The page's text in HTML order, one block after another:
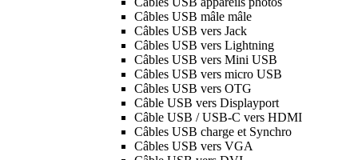
Câbles USB mâle mâle
Câbles USB vers Jack
Câbles USB vers Lightning
Câbles USB vers Mini USB
Câbles USB vers micro USB
Câbles USB vers OTG
Câble USB vers Displayport
Câble USB / USB-C vers HDMI
Câbles USB charge et Synchro
Câbles USB vers VGA